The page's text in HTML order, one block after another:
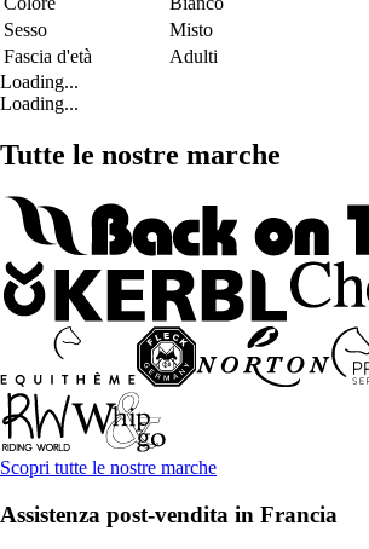
Sesso
Misto
Fascia d'età
Adulti
Loading...
Loading...
Tutte le nostre marche
Scopri tutte le nostre marche
Assistenza post-vendita in Francia